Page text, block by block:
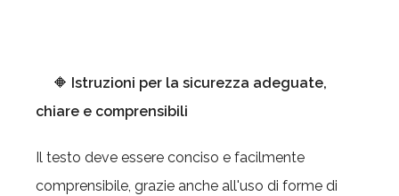
🔶 Istruzioni per la sicurezza adeguate,
chiare e comprensibili
Il testo deve essere conciso e facilmente
comprensibile, grazie anche all'uso di forme di